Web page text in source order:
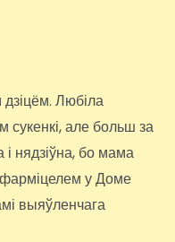
Любіла
але больш за
нядзіўна, бо мама
у Доме
выяўленчага